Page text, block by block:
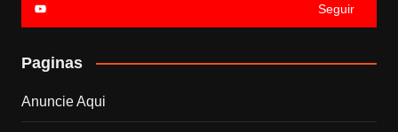
Seguir
Paginas
Anuncie Aqui